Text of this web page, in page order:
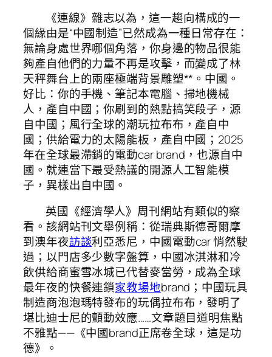
《連線》雜志以為，這一趨向構成的一
個緣由是“中國制造”已然成為一種日常存在：
無論身處世界哪個角落，你身邊的物品很能
夠產自他們的力量不再是攻擊，而變成了林
天秤舞台上的兩座極端背景雕塑**。中國。
好比：你的手機、筆記本電腦、掃地機械
人，產自中國；你刷到的熱點搞笑段子，源
自中國；風行全球的潮玩拉布布，產自中
國；供給電力的太陽能板，產自中國；2025
年在全球最滯銷的電動car brand，也源自中
國。就連當下最受熱議的開源人工智能模
子，異樣出自中國。
英國《經濟學人》周刊網站有類似的察
看。該網站刊文舉例稱：從瑞典斯德哥爾摩
到澳年夜訪談利亞悉尼，中國電動car 悄然駛
過；以門店多少數字盤算，中國冰淇淋和冷
飲供給商蜜雪冰城已代替麥當勞，成為全球
最年夜的快餐連鎖家教場地brand；中國玩具
制造商泡泡瑪特發布的玩偶拉布布，發明了
堪比迪士尼的顫動效應……文章題目道明焦點
不雅點——《中國brand正席卷全球，這是功
德》。